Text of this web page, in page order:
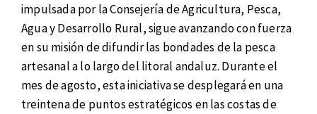
impulsada por la Consejería de Agricultura, Pesca,
Agua y Desarrollo Rural, sigue avanzando con fuerza
en su misión de difundir las bondades de la pesca
artesanal a lo largo del litoral andaluz. Durante el
mes de agosto, esta iniciativa se desplegará en una
treintena de puntos estratégicos en las costas de